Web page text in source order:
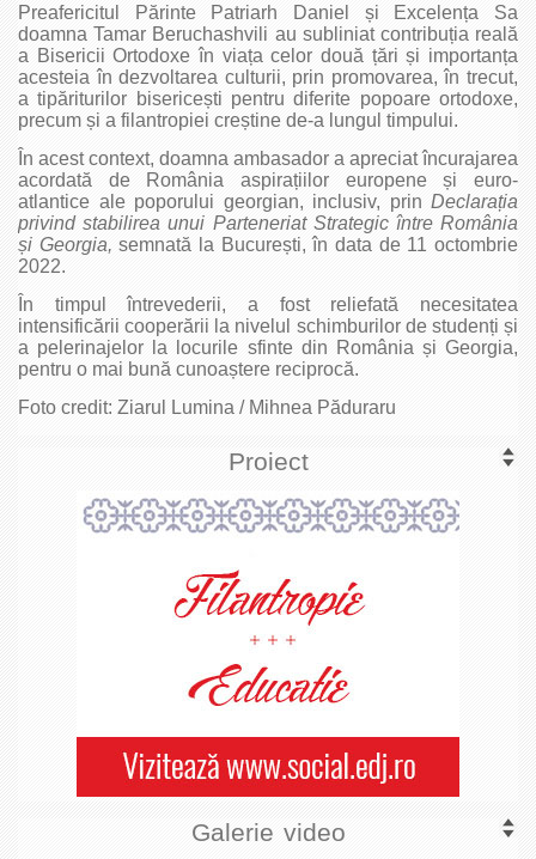
Preafericitul Părinte Patriarh Daniel și Excelența Sa
doamna Tamar Beruchashvili au subliniat contribuția reală
a Bisericii Ortodoxe în viața celor două țări și importanța
acesteia în dezvoltarea culturii, prin promovarea, în trecut,
a tipăriturilor bisericești pentru diferite popoare ortodoxe,
precum și a filantropiei creștine de-a lungul timpului.
În acest context, doamna ambasador a apreciat încurajarea
acordată de România aspirațiilor europene și euro-
atlantice ale poporului georgian, inclusiv, prin Declarația
privind stabilirea unui Parteneriat Strategic între România
și Georgia, semnată la București, în data de 11 octombrie
2022.
În timpul întrevederii, a fost reliefată necesitatea
intensificării cooperării la nivelul schimburilor de studenți și
a pelerinajelor la locurile sfinte din România și Georgia,
pentru o mai bună cunoaștere reciprocă.
Foto credit: Ziarul Lumina / Mihnea Păduraru
Proiect
Galerie video